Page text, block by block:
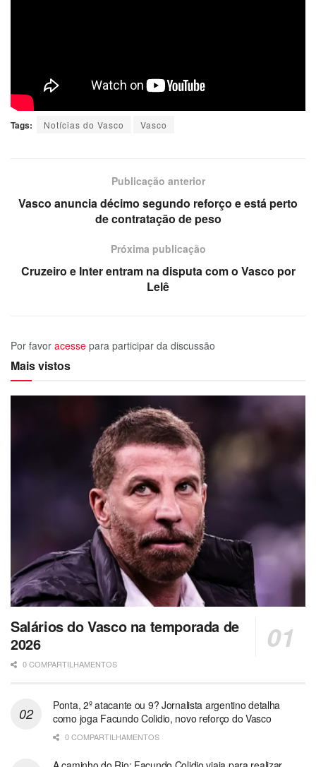
Tags: Notícias do Vasco Vasco
Publicação anterior
Vasco anuncia décimo segundo reforço e está perto
de contratação de peso
Próxima publicação
Cruzeiro e Inter entram na disputa com o Vasco por
Lelê
Por favor acesse para participar da discussão
Mais vistos
Salários do Vasco na temporada de
2026
0 COMPARTILHAMENTOS
Ponta, 2º atacante ou 9? Jornalista argentino detalha
como joga Facundo Colidio, novo reforço do Vasco
0 COMPARTILHAMENTOS